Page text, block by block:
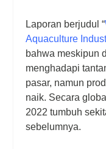
Laporan berjudul “
Aquaculture
bahwa meskipun
menghadapi
pasar, namun
naik. Secara
2022 tumbuh
sebelumnya.